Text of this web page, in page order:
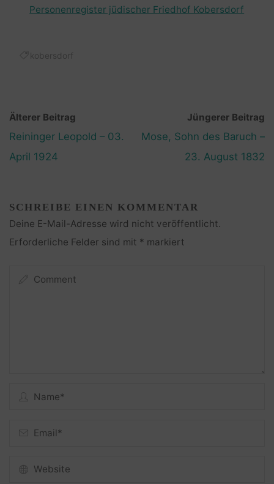
Personenregister jüdischer Friedhof Kobersdorf
kobersdorf
Älterer Beitrag
Reininger Leopold – 03.
April 1924
Jüngerer Beitrag
Mose, Sohn des Baruch –
23. August 1832
SCHREIBE EINEN KOMMENTAR
Deine E-Mail-Adresse wird nicht veröffentlicht.
Erforderliche Felder sind mit * markiert